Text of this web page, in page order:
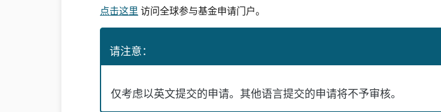
点击这里 访问全球参与基金申请门户。
请注意：
仅考虑以英文提交的申请。其他语言提交的申请将不予审核。